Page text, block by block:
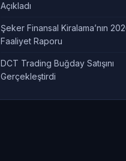
Açıkladı
Şeker Finansal Kiralama’nın
Faaliyet Raporu
DCT Trading Buğday Satışını
Gerçekleştirdi